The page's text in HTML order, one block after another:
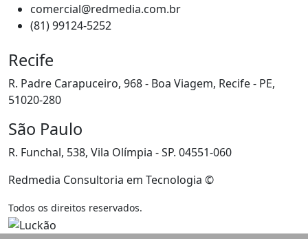
comercial@redmedia.com.br
(81) 99124-5252
Recife
R. Padre Carapuceiro, 968 - Boa Viagem, Recife - PE,
51020-280
São Paulo
R. Funchal, 538, Vila Olímpia - SP. 04551-060
Redmedia Consultoria em Tecnologia ©
Todos os direitos reservados.